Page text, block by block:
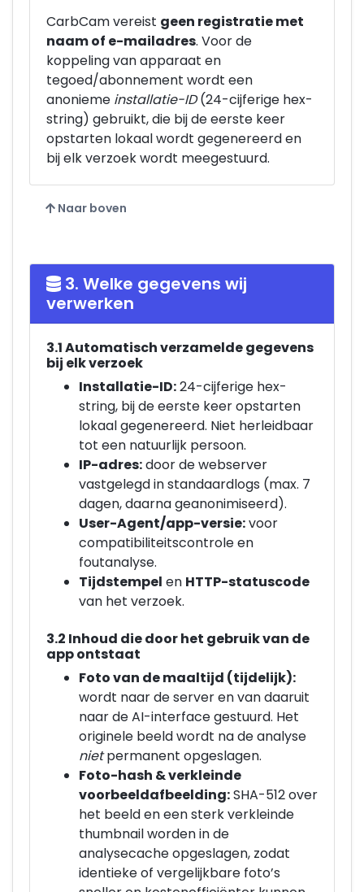
CarbCam vereist geen registratie met
naam of e-mailadres. Voor de
koppeling van apparaat en
tegoed/abonnement wordt een
anonieme installatie-ID(24-cijferige hex-
string) gebruikt, die bij de eerste keer
opstarten lokaal wordt gegenereerd en
bij elk verzoek wordt meegestuurd.
Naar boven
3. Welke gegevens wij
verwerken
3.1 Automatisch verzamelde gegevens
bij elk verzoek
Installatie-ID:24-cijferige hex-
string, bij de eerste keer opstarten
lokaal gegenereerd. Niet herleidbaar
tot een natuurlijk persoon.
IP-adres:door de webserver
vastgelegd in standaardlogs (max. 7
dagen, daarna geanonimiseerd).
User-Agent/app-versie:voor
compatibiliteitscontrole en
foutanalyse.
Tijdstempel en HTTP-statuscode
van het verzoek.
3.2 Inhoud die door het gebruik van de
app ontstaat
Foto van de maaltijd (tijdelijk):
wordt naar de server en van daaruit
naar de AI-interface gestuurd. Het
originele beeld wordt na de analyse
nietpermanent opgeslagen.
Foto-hash & verkleinde
voorbeeldafbeelding:SHA-512 over
het beeld en een sterk verkleinde
thumbnail worden in de
analysecache opgeslagen, zodat
identieke of vergelijkbare foto’s